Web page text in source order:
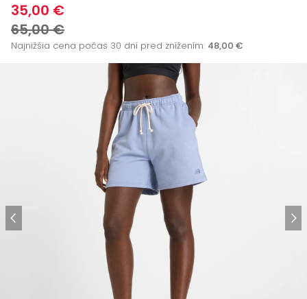
35,00 €
65,00 €
Najnižšia cena počas 30 dní pred znížením: 48,00 €